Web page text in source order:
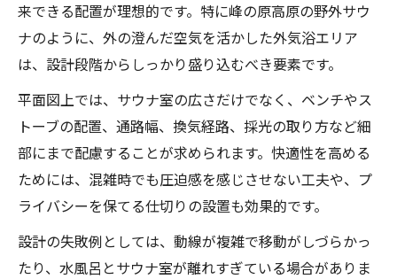
来できる配置が理想的です。特に峰の原高原の野外サウ
ナのように、外の澄んだ空気を活かした外気浴エリア
は、設計段階からしっかり盛り込むべき要素です。
平面図上では、サウナ室の広さだけでなく、ベンチやス
トーブの配置、通路幅、換気経路、採光の取り方など細
部にまで配慮することが求められます。快適性を高める
ためには、混雑時でも圧迫感を感じさせない工夫や、プ
ライバシーを保てる仕切りの設置も効果的です。
設計の失敗例としては、動線が複雑で移動がしづらかっ
たり、水風呂とサウナ室が離れすぎている場合がありま